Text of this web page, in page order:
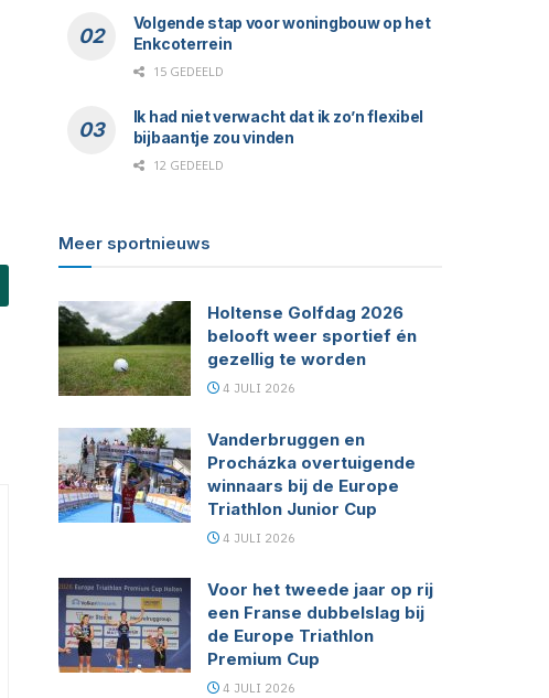
Volgende stap voor woningbouw op het
Enkcoterrein
15 GEDEELD
Ik had niet verwacht dat ik zo’n flexibel
bijbaantje zou vinden
12 GEDEELD
Meer sportnieuws
Holtense Golfdag 2026
belooft weer sportief én
gezellig te worden
4 JULI 2026
Vanderbruggen en
Procházka overtuigende
winnaars bij de Europe
Triathlon Junior Cup
4 JULI 2026
Voor het tweede jaar op rij
een Franse dubbelslag bij
de Europe Triathlon
Premium Cup
4 JULI 2026